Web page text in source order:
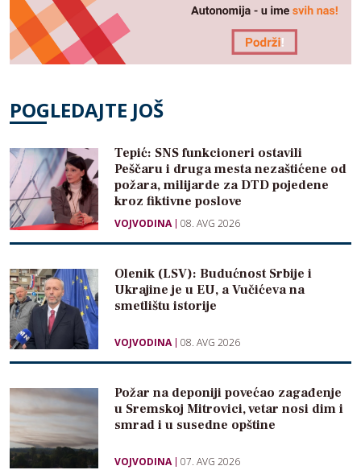
POGLEDAJTE JOŠ
Tepić: SNS funkcioneri ostavili
Peščaru i druga mesta nezaštićene od
požara, milijarde za DTD pojedene
kroz fiktivne poslove
VOJVODINA 08. AVG 2026
Olenik (LSV): Budućnost Srbije i
Ukrajine je u EU, a Vučićeva na
smetlištu istorije
VOJVODINA 08. AVG 2026
Požar na deponiji povećao zagađenje
u Sremskoj Mitrovici, vetar nosi dim i
smrad i u susedne opštine
VOJVODINA 07. AVG 2026